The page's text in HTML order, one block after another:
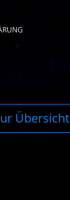
Übersicht